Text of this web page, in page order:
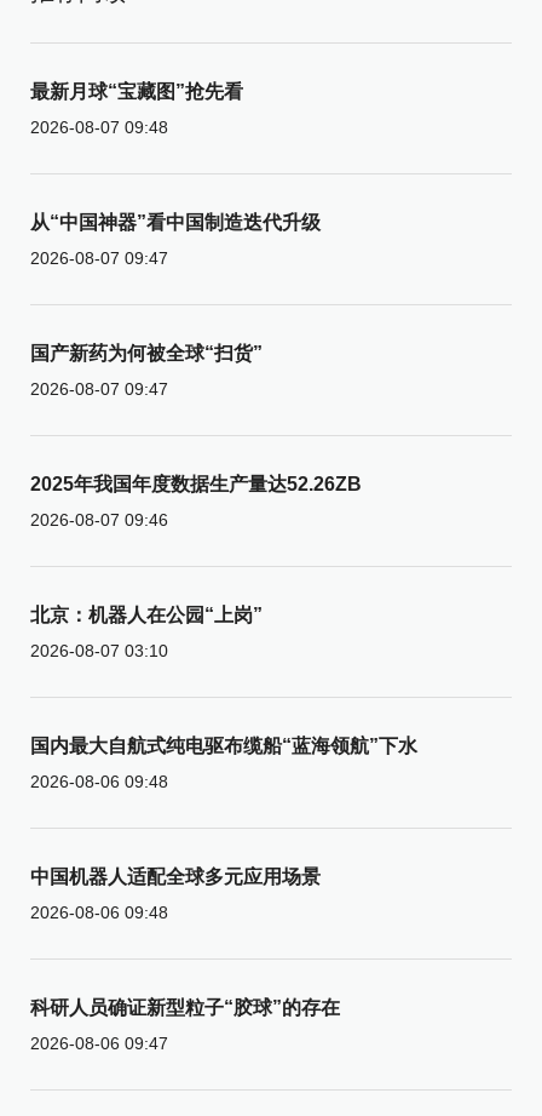
最新月球“宝藏图”抢先看
2026-08-07 09:48
从“中国神器”看中国制造迭代升级
2026-08-07 09:47
国产新药为何被全球“扫货”
2026-08-07 09:47
2025年我国年度数据生产量达52.26ZB
2026-08-07 09:46
北京：机器人在公园“上岗”
2026-08-07 03:10
国内最大自航式纯电驱布缆船“蓝海领航”下水
2026-08-06 09:48
中国机器人适配全球多元应用场景
2026-08-06 09:48
科研人员确证新型粒子“胶球”的存在
2026-08-06 09:47